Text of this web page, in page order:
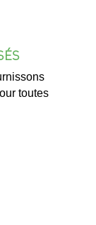
toutes